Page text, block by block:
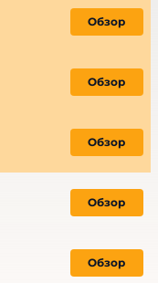
Обзор
Обзор
Обзор
Обзор
Обзор